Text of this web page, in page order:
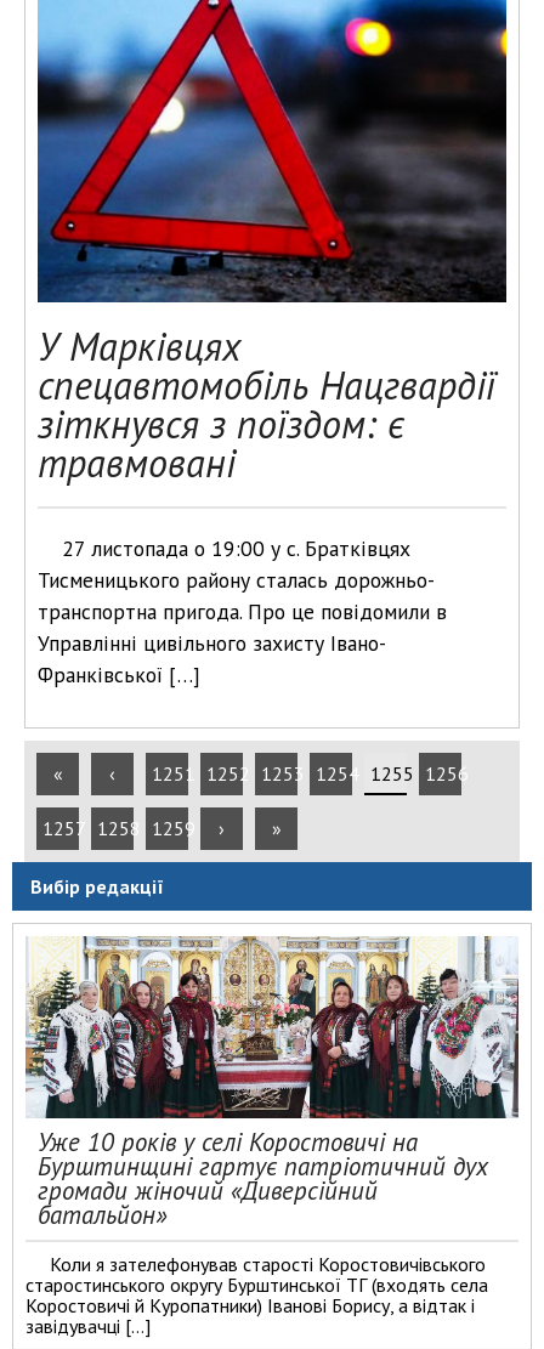
У Марківцях
спецавтомобіль Нацгвардії
зіткнувся з поїздом: є
травмовані
27 листопада о 19:00 у с. Братківцях
Тисменицького району сталась дорожньо-
транспортна пригода. Про це повідомили в
Управлінні цивільного захисту Івано-
Франківської […]
« ‹ 1251 1252 1253 1254 1255 1256
1257 1258 1259 › »
Вибір редакції
Уже 10 років у селі Коростовичі на
Бурштинщині гартує патріотичний дух
громади жіночий «Диверсійний
батальйон»
Коли я зателефонував старості Коростовичівського
старостинського округу Бурштинської ТГ (входять села
Коростовичі й Куропатники) Іванові Борису, а відтак і
завідувачці […]